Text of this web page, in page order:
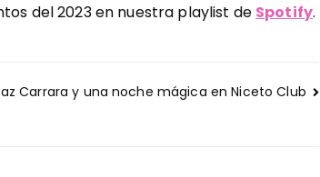
del 2023 en nuestra playlist de Spotify.
Carrara y una noche mágica en Niceto Club